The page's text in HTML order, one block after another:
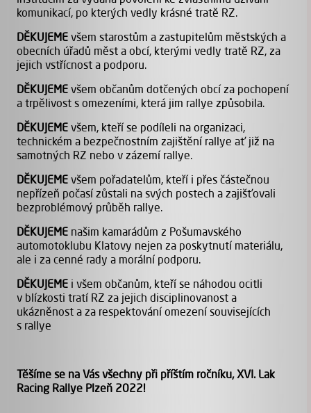
komunikací, po kterých vedly krásné tratě RZ.
DĚKUJEMEvšem starostům a zastupitelům městských a
obecních úřadů měst a obcí, kterými vedly tratě RZ, za
jejich vstřícnost a podporu.
DĚKUJEMEvšem občanům dotčených obcí za pochopení
a trpělivost s omezeními, která jim rallye způsobila.
DĚKUJEMEvšem, kteří se podíleli na organizaci,
technickém a bezpečnostním zajištění rallye ať již na
samotných RZ nebo v zázemí rallye.
DĚKUJEMEvšem pořadatelům, kteří i přes částečnou
nepřízeň počasí zůstali na svých postech a zajišťovali
bezproblémový průběh rallye.
DĚKUJEME našim kamarádům z Pošumavského
automotoklubu Klatovy nejen za poskytnutí materiálu,
ale i za cenné rady a morální podporu.
DĚKUJEME i všem občanům, kteří se náhodou ocitli
v blízkosti tratí RZ za jejich disciplinovanost a
ukázněnost a za respektování omezení souvisejících
s rallye
Těšíme se na Vás všechny při příštím ročníku, XVI. Lak
Racing Rallye Plzeň 2022!